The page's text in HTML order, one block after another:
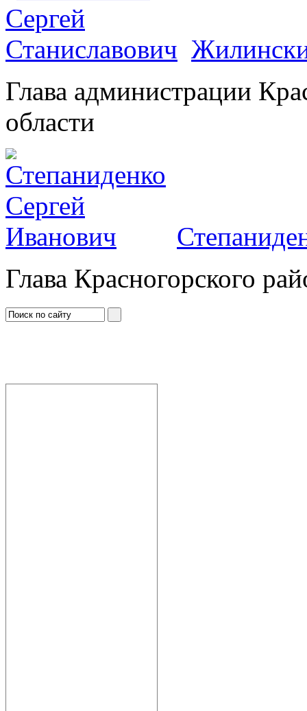
Глава администрации
области
Глава Красногорского